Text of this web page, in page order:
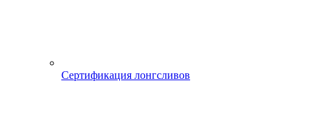
Сертификация лонгсливов